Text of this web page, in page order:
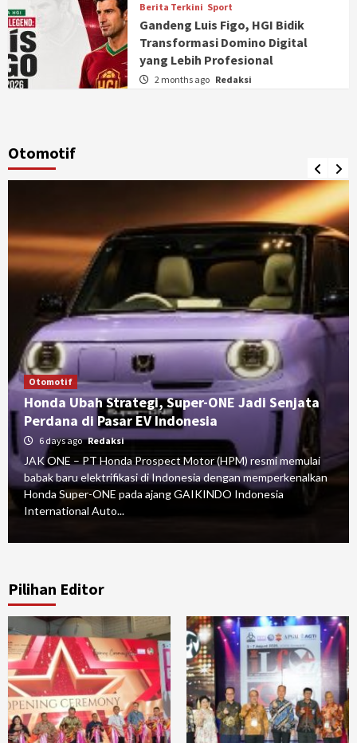
Berita Terkini Sport
Gandeng Luis Figo, HGI Bidik
Transformasi Domino Digital
yang Lebih Profesional
2 months ago Redaksi
Otomotif
Otomotif
Honda Ubah Strategi, Super-ONE Jadi Senjata
Perdana di Pasar EV Indonesia
6 days ago Redaksi
JAK ONE – PT Honda Prospect Motor (HPM) resmi memulai
babak baru elektrifikasi di Indonesia dengan memperkenalkan
Honda Super-ONE pada ajang GAIKINDO Indonesia
International Auto...
Pilihan Editor